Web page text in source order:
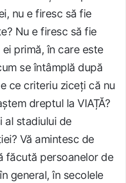
nu e firesc să fie
Nu e firesc să fie
primă, în care este
se întâmplă după
ce criteriu ziceți că nu
dreptul la VIAȚĂ?
al stadiului de
Vă amintesc de
făcută persoanelor de
general, în secolele